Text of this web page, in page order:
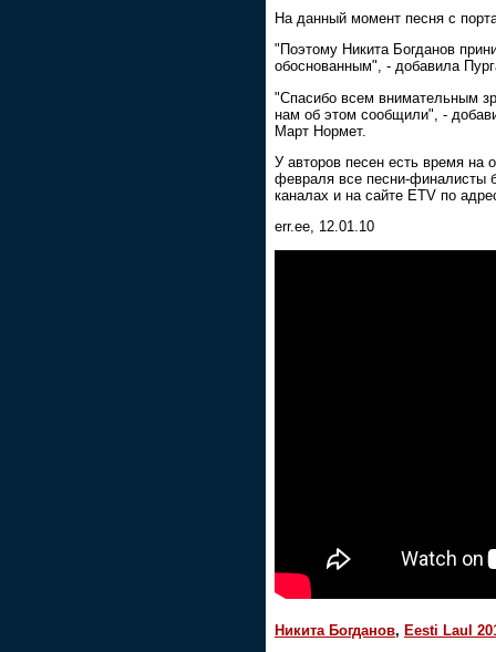
На данный момент песня с
"Поэтому Никита Богданов
обоснованным", - добавила
"Спасибо всем внимательным
нам об этом сообщили", -
Март Нормет.
У авторов песен есть время на
февраля все песни-финалисты
каналах и на сайте ETV по
err.ee, 12.01.10
Никита Богданов, Eesti Laul